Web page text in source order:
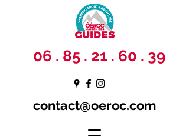
06 . 85 . 21 . 60 . 39
contact@oeroc.com